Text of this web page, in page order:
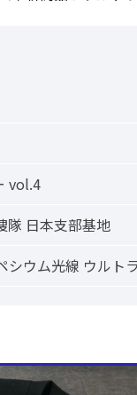
vol.4
隊 日本支部基地
シウム光線 ウルト